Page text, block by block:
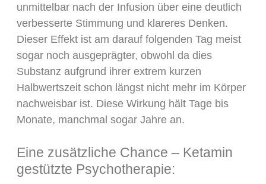
unmittelbar nach der Infusion über eine deutlich
verbesserte Stimmung und klareres Denken.
Dieser Effekt ist am darauf folgenden Tag meist
sogar noch ausgeprägter, obwohl da dies
Substanz aufgrund ihrer extrem kurzen
Halbwertszeit schon längst nicht mehr im Körper
nachweisbar ist. Diese Wirkung hält Tage bis
Monate, manchmal sogar Jahre an.
Eine zusätzliche Chance – Ketamin
gestützte Psychotherapie: